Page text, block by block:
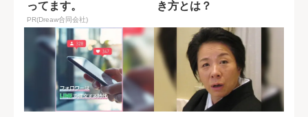
ってます。
PR(Dreaw合同会社)
き方とは？